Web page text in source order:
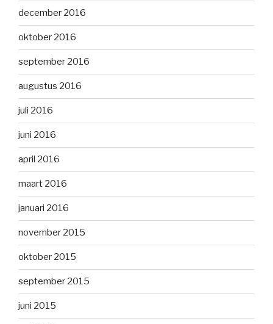
december 2016
oktober 2016
september 2016
augustus 2016
juli 2016
juni 2016
april 2016
maart 2016
januari 2016
november 2015
oktober 2015
september 2015
juni 2015